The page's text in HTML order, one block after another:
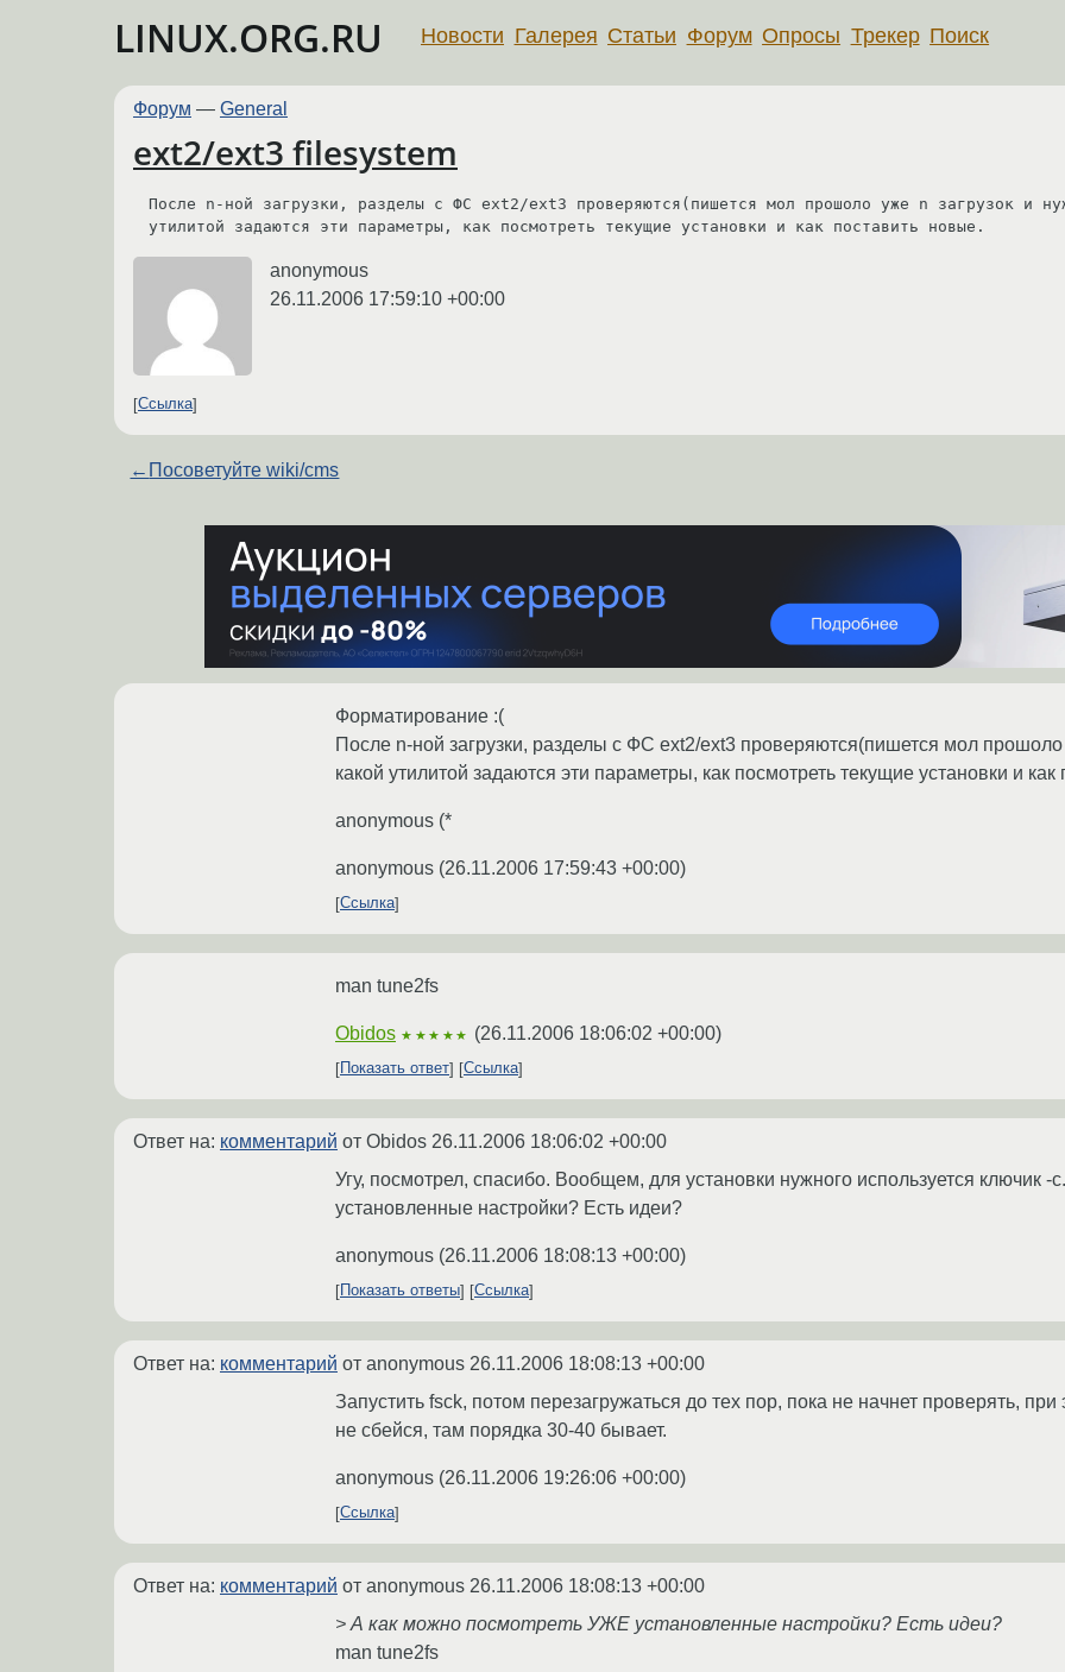
LINUX.ORG.RU Новости Галерея Статьи Форум Опросы Трекер Поиск
Форум — General
ext2/ext3 filesystem
После n-ной загрузки, разделы с ФС ext2/ext3 проверяются(пишется мол прошоло уже n загрузок и
утилитой задаются эти параметры, как посмотреть текущие установки и как поставить новые.
anonymous
26.11.2006 17:59:10 +00:00
Ссылка
← Посоветуйте wiki/cms
Форматирование :(
После n-ной загрузки, разделы с ФС ext2/ext3 проверяются(пишется мол
какой утилитой задаются эти параметры, как посмотреть текущие установки и
anonymous (*
anonymous (26.11.2006 17:59:43 +00:00)
Ссылка
man tune2fs
Obidos ★★★★★ (26.11.2006 18:06:02 +00:00)
Показать ответ Ссылка
Ответ на: комментарий от Obidos 26.11.2006 18:06:02 +00:00
Угу, посмотрел, спасибо. Вообщем, для установки нужного используется ключик
установленные настройки? Есть идеи?
anonymous (26.11.2006 18:08:13 +00:00)
Показать ответы Ссылка
Ответ на: комментарий от anonymous 26.11.2006 18:08:13 +00:00
Запустить fsck, потом перезагружаться до тех пор, пока не начнет проверять, при
не сбейся, там порядка 30-40 бывает.
anonymous (26.11.2006 19:26:06 +00:00)
Ссылка
Ответ на: комментарий от anonymous 26.11.2006 18:08:13 +00:00
> А как можно посмотреть УЖЕ установленные настройки? Есть идеи?
man tune2fs